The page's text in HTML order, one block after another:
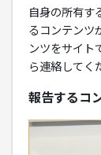
自身の所有す
るコンテンツ
ンツをサイト
ら連絡してく
報告するコ